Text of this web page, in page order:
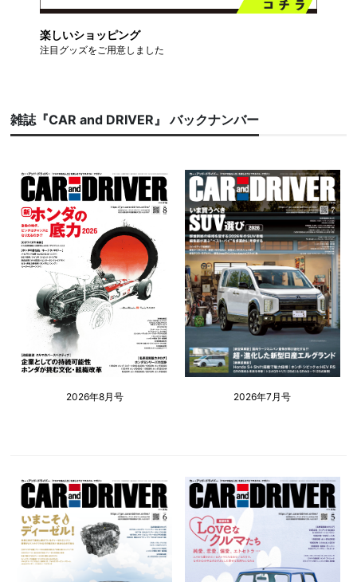
楽しいショッピング
注目グッズをご用意しました
雑誌『CAR and DRIVER』 バックナンバー
2026年8月号 2026年7月号